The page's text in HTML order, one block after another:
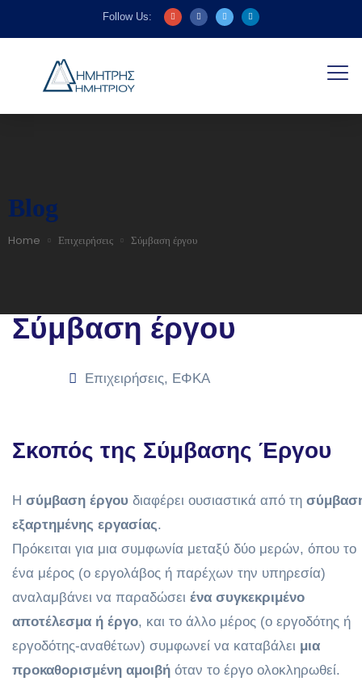
Follow Us:
Blog
Home Επιχειρήσεις Σύμβαση έργου
Σύμβαση έργου
Επιχειρήσεις, ΕΦΚΑ
Σκοπός της Σύμβασης Έργου
Η σύμβαση έργου διαφέρει ουσιαστικά από τη
εξαρτημένης εργασίας.
Πρόκειται για μια συμφωνία μεταξύ δύο μερών, όπου το
ένα μέρος (ο εργολάβος ή παρέχων την υπηρεσία)
αναλαμβάνει να παραδώσει ένα συγκεκριμένο
αποτέλεσμα ή έργο, και το άλλο μέρος (ο εργοδότης ή
εργοδότης-αναθέτων) συμφωνεί να καταβάλει μια
προκαθορισμένη αμοιβή όταν το έργο ολοκληρωθεί.